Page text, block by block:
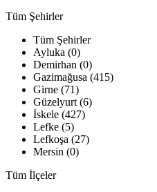
Tüm Şehirler
Tüm Şehirler
Ayluka (0)
Demirhan (0)
Gazimağusa (415)
Girne (71)
Güzelyurt (6)
İskele (427)
Lefke (5)
Lefkoşa (27)
Mersin (0)
Tüm İlçeler